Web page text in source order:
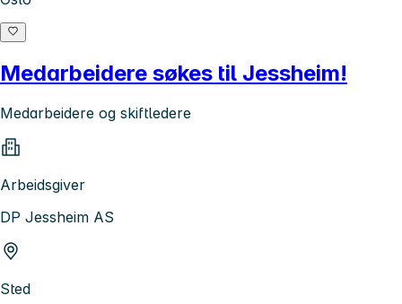
Medarbeidere søkes til Jessheim!
Medarbeidere og skiftledere
Arbeidsgiver
DP Jessheim AS
Sted